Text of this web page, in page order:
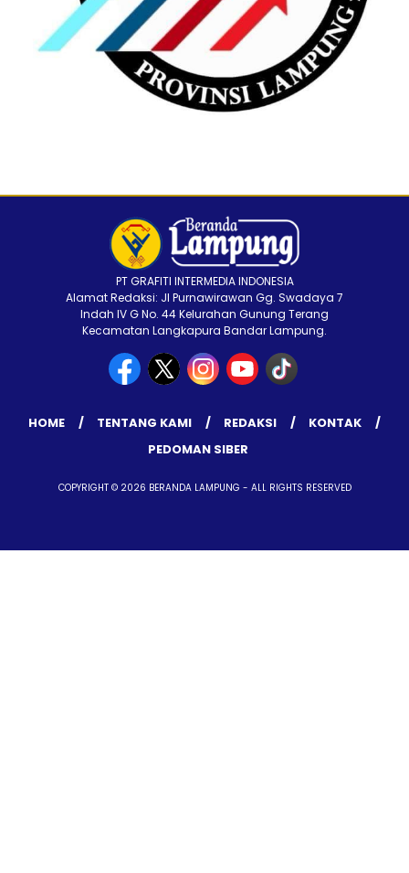
PT GRAFITI INTERMEDIA INDONESIA
Alamat Redaksi: Jl Purnawirawan Gg. Swadaya 7
Indah IV G No. 44 Kelurahan Gunung Terang
Kecamatan Langkapura Bandar Lampung.
HOME TENTANG KAMI REDAKSI
KONTAK
PEDOMAN SIBER
COPYRIGHT © 2026 BERANDA LAMPUNG - ALL RIGHTS RESERVED